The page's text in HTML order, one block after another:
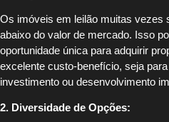
Os imóveis em leilão muitas vezes
abaixo do valor de mercado. Isso
oportunidade única para adquirir
excelente custo-benefício, seja
investimento ou desenvolvimento
2. Diversidade de Opções: